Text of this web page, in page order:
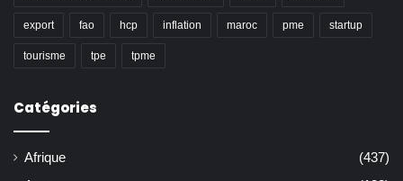
export fao hcp inflation maroc pme startup
tourisme tpe tpme
Catégories
Afrique
(437)